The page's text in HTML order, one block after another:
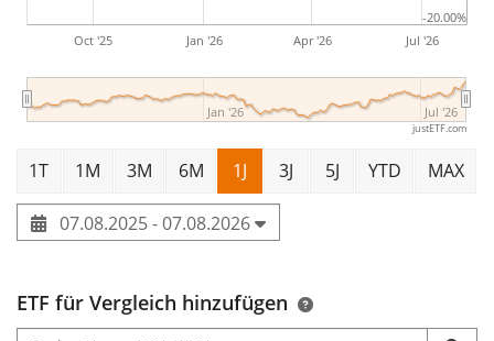
Oct '25 Jan '26 Apr '26 Jul '26
Jan '26 Jul '26
-20.00%
justETF.com
1T 1M 3M 6M 1J 3J 5J YTD MAX
07.08.2025 - 07.08.2026
ETF für Vergleich hinzufügen